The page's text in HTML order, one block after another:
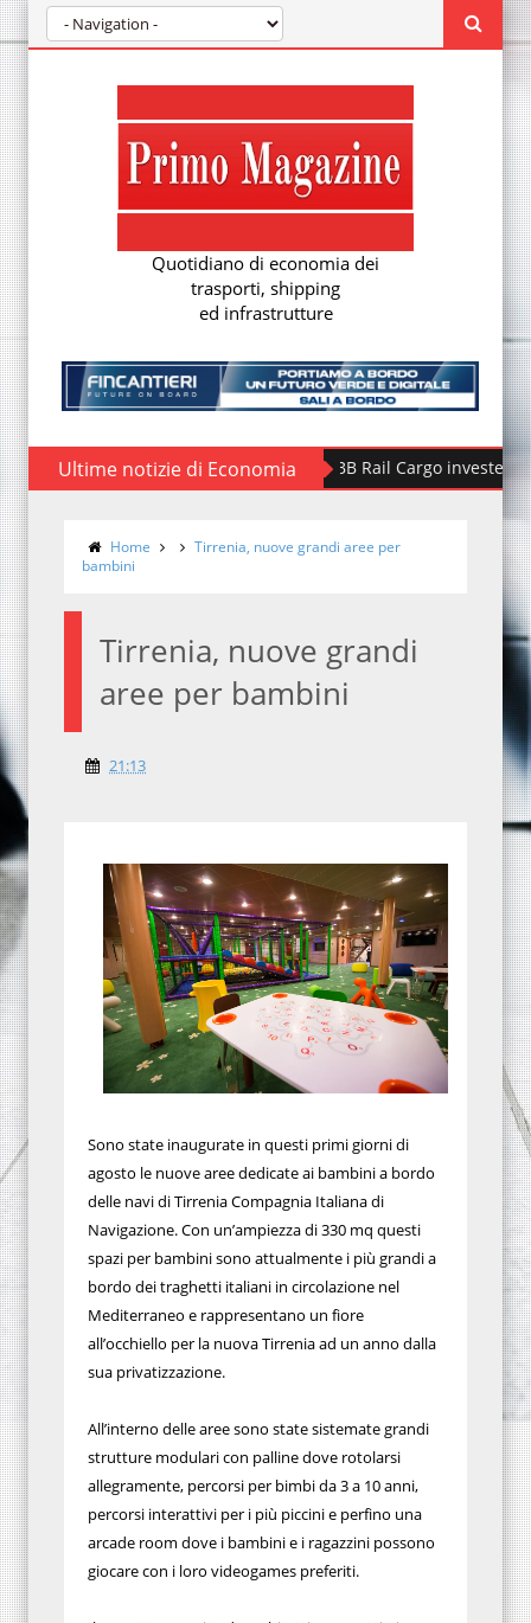
Quotidiano di economia dei
trasporti, shipping
ed infrastrutture
Ultime notizie di Economia Fondo Piccoli
Home
Tirrenia, nuove grandi aree per
bambini
Tirrenia, nuove grandi
aree per bambini
21:13
Sono state inaugurate in questi primi giorni di
agosto le nuove aree dedicate ai bambini a bordo
delle navi di Tirrenia Compagnia Italiana di
Navigazione. Con un’ampiezza di 330 mq questi
spazi per bambini sono attualmente i più grandi a
bordo dei traghetti italiani in circolazione nel
Mediterraneo e rappresentano un fiore
all’occhiello per la nuova Tirrenia ad un anno dalla
sua privatizzazione.
All’interno delle aree sono state sistemate grandi
strutture modulari con palline dove rotolarsi
allegramente, percorsi per bimbi da 3 a 10 anni,
percorsi interattivi per i più piccini e perfino una
arcade room dove i bambini e i ragazzini possono
giocare con i loro videogames preferiti.